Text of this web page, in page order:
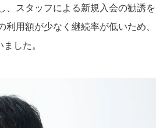
、スタッフによる新規入会の勧誘を
用額が少なく継続率が低いため、
した。